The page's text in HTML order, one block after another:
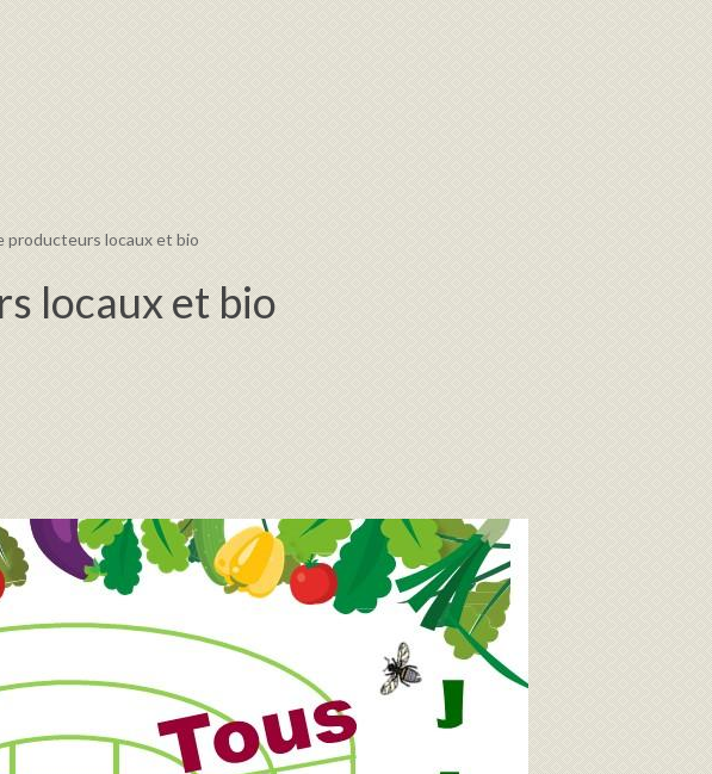
producteurs locaux et bio
locaux et bio